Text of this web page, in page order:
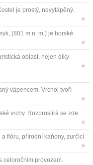
je prostý, nevytápěný,
★
(801 m n. m.) je horské
★
oblast, nejen díky
★
vápencem. Vrchol tvoří
★
vrchy. Rozprostírá se zde
★
flóru, přírodní kaňony, zurčící
★
celoročním provozem.